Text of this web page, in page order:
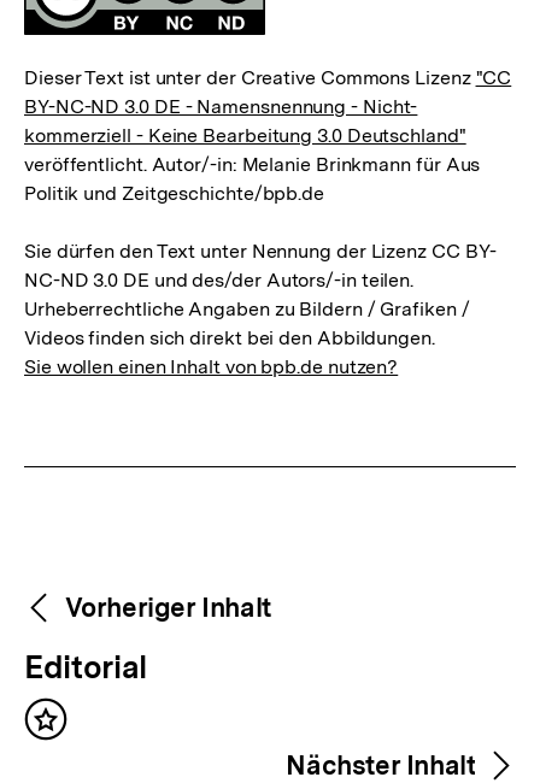
Dieser Text ist unter der Creative Commons Lizenz "CC
BY-NC-ND 3.0 DE - Namensnennung - Nicht-
kommerziell - Keine Bearbeitung 3.0 Deutschland"
veröffentlicht. Autor/-in: Melanie Brinkmann für Aus
Politik und Zeitgeschichte/bpb.de
Sie dürfen den Text unter Nennung der Lizenz CC BY-
NC-ND 3.0 DE und des/der Autors/-in teilen.
Urheberrechtliche Angaben zu Bildern / Grafiken /
Videos finden sich direkt bei den Abbildungen.
Sie wollen einen Inhalt von bpb.de nutzen?
Weitere
Inhalte
Content-
Navigation
Vorheriger Inhalt
V
o
r
Editorial
Inhalt
Nächster Inhalt